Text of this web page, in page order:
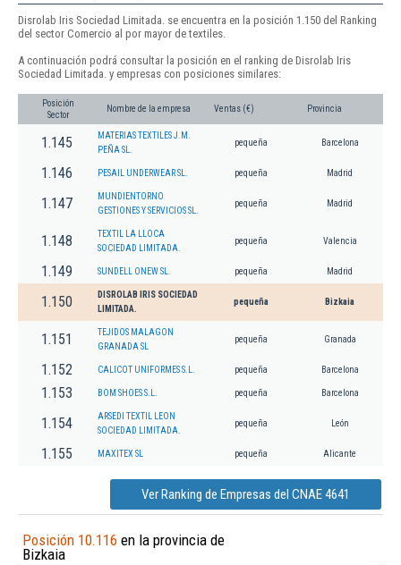
Disrolab Iris Sociedad Limitada. se encuentra en la posición 1.150 del Ranking
del sector Comercio al por mayor de textiles.
A continuación podrá consultar la posición en el ranking de Disrolab Iris
Sociedad Limitada. y empresas con posiciones similares:
Posición
Sector
Nombre de la empresa Ventas (€) Provincia
1.145
MATERIAS TEXTILES J.M.
PEÑA SL.
pequeña Barcelona
1.146 PESAIL UNDERWEAR SL. pequeña Madrid
1.147
MUNDIENTORNO
GESTIONES Y SERVICIOS SL.
pequeña Madrid
1.148
TEXTIL LA LLOCA
SOCIEDAD LIMITADA.
pequeña Valencia
1.149 SUNDELL ONEW SL. pequeña Madrid
1.150
DISROLAB IRIS SOCIEDAD
LIMITADA.
pequeña Bizkaia
1.151
TEJIDOS MALAGON
GRANADA SL
pequeña Granada
1.152 CALICOT UNIFORMES S.L. pequeña Barcelona
1.153 BOM SHOES S.L. pequeña Barcelona
1.154
ARSEDI TEXTIL LEON
SOCIEDAD LIMITADA.
pequeña León
1.155 MAXITEX SL pequeña Alicante
Ver Ranking de Empresas del CNAE 4641
Posición 10.116 en la provincia de
Bizkaia